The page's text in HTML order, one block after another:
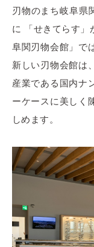
刃物のまち岐阜県
に 「せきてらす」
阜関刃物会館」で
新しい刃物会館は
産業である国内ナ
ーケースに美しく
しめます。